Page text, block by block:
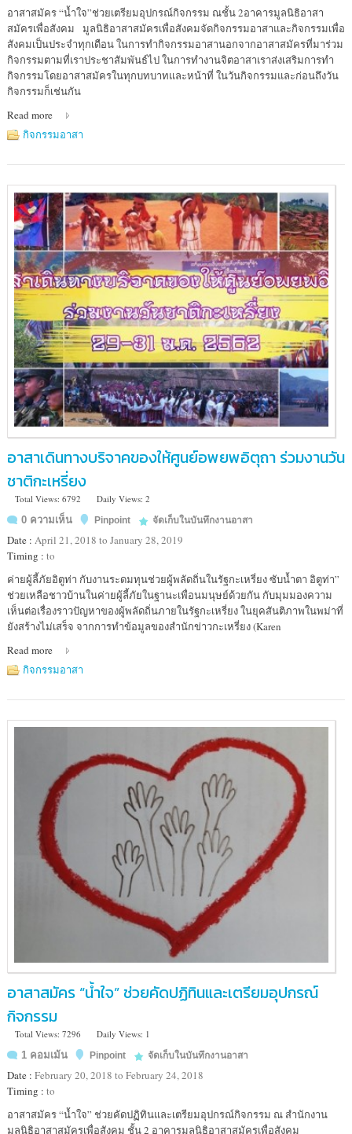
Location
:
ชั้น
2
อาคาร
มูลนิธิ
สมัคร
เพื่อ
อาสาสมัคร “น้ำใจ”ช่วยเตรียมอุปกรณ์กิจกรรม ณชั้น 2อาคารมูลนิธิอาสา
สมัครเพื่อสังคม มูลนิธิอาสาสมัครเพื่อสังคมจัดกิจกรรมอาสาและกิจกรรมเพื่อ
สังคมเป็นประจำทุกเดือน ในการทำกิจกรรมอาสานอกจากอาสาสมัครที่มาร่วม
กิจกรรมตามที่เราประชาสัมพันธ์ไป ในการทำงานจิตอาสาเราส่งเสริมการทำ
กิจกรรมโดยอาสาสมัครในทุกบทบาทและหน้าที่ ในวันกิจกรรมและก่อนถึงวัน
กิจกรรมก็เช่นกัน
Read more
กิจกรรมอาสา
อาสาเดินทางบริจาคของให้ศูนย์อพยพอิตุถา ร่วมงานวัน
ชาติกะเหรี่ยง
Total Views: 6792
Daily Views: 2
0 ความเห็น
Pinpoint จัดเก็บในบันทึกงานอาสา
Date : April 21, 2018 to January 28, 2019
Timing : to
Location
:
อำเภอ
แม่
ยง
ค่ายผู้ลี้ภัยอิตูท่า กับงานระดมทุนช่วยผู้พลัดถิ่นในรัฐกะเหรี่ยง ซับน้ำตา อิตูท่า”
ช่วยเหลือชาวบ้านในค่ายผู้ลี้ภัยในฐานะเพื่อนมนุษย์ด้วยกัน กับมุมมองความ
เห็นต่อเรื่องราวปัญหาของผู้พลัดถิ่นภายในรัฐกะเหรี่ยง ในยุคสันติภาพในพม่าที่
ยังสร้างไม่เสร็จ จากการทำข้อมูลของสำนักข่าวกะเหรี่ยง (Karen
Read more
กิจกรรมอาสา
อาสาสมัคร “น้ำใจ” ช่วยคัดปฏิทินและเตรียมอุปกรณ์
กิจกรรม
Total Views: 7296
Daily Views: 1
1 คอมเม้น
Pinpoint จัดเก็บในบันทึกงานอาสา
Date : February 20, 2018 to February 24, 2018
Timing : to
Location
:
อาสาสมัคร “น้ำใจ” ช่วยคัดปฏิทินและเตรียมอุปกรณ์กิจกรรม ณ สำนักงาน
มูลนิธิอาสาสมัครเพื่อสังคม ชั้น 2 อาคารมูลนิธิอาสาสมัครเพื่อสังคม